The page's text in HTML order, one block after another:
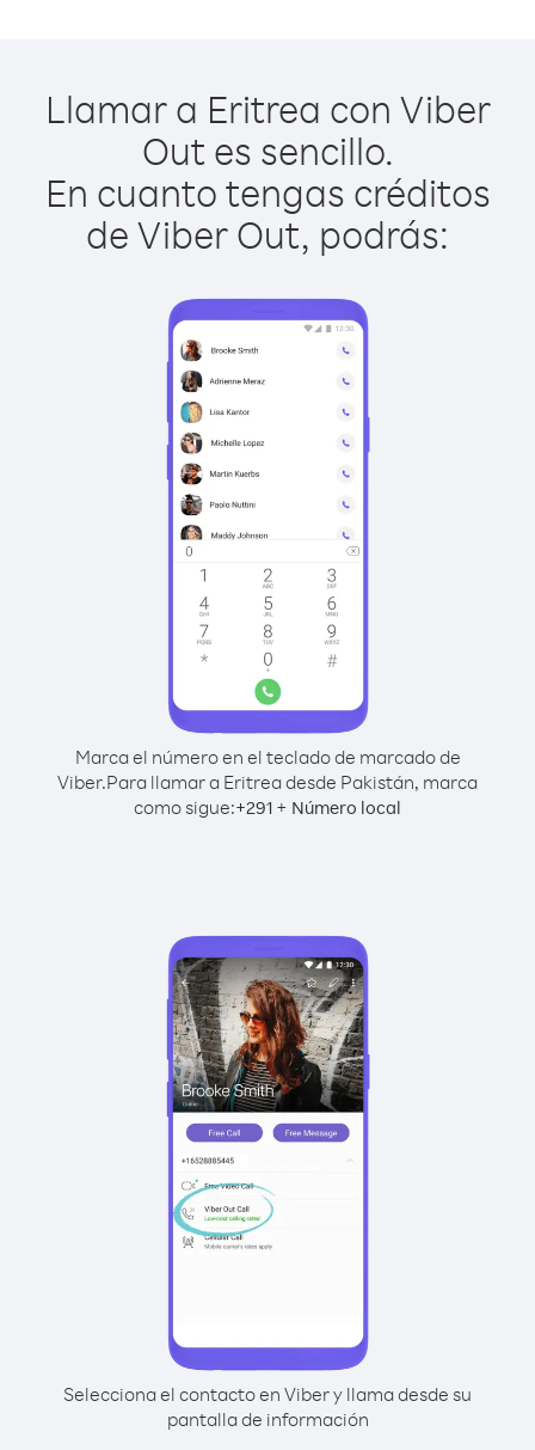
Llamar a Eritrea con Viber
Out es sencillo.
En cuanto tengas créditos
de Viber Out, podrás:
Marca el número en el teclado de marcado de
Viber.Para llamar a Eritrea desde Pakistán, marca
como sigue:+291 + Número local
Selecciona el contacto en Viber y llama desde su
pantalla de información